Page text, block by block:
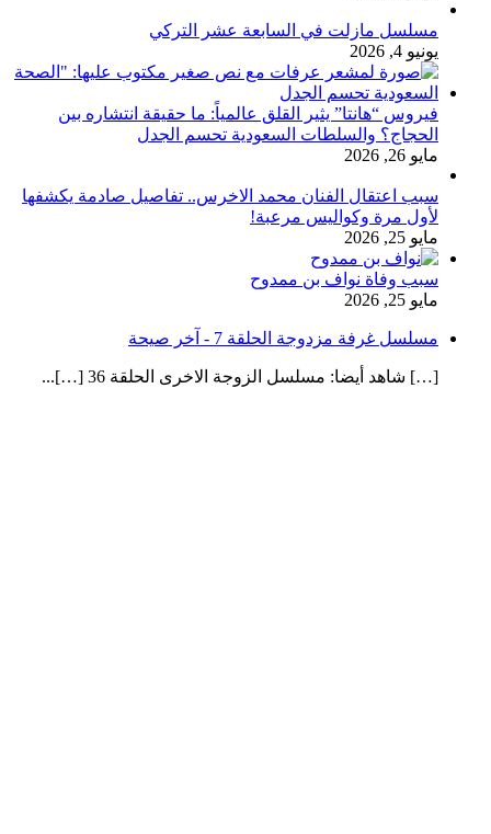
مسلسل مازلت في السابعة عشر التركي
يونيو 4, 2026
فيروس “هانتا” يثير القلق عالمياً: ما حقيقة انتشاره بين
الحجاج؟ والسلطات السعودية تحسم الجدل
مايو 26, 2026
سبب اعتقال الفنان محمد الاخرس.. تفاصيل صادمة يكشفها
لأول مرة وكواليس مرعبة!
مايو 25, 2026
سبب وفاة نواف بن ممدوح
مايو 25, 2026
مسلسل غرفة مزدوجة الحلقة 7 - آخر صيحة
[…] شاهد أيضا: مسلسل الزوجة الاخرى الحلقة 36 […]...